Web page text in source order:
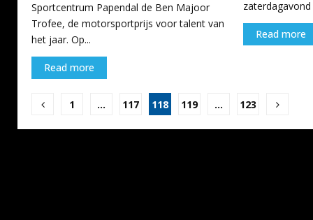
Sportcentrum Papendal de Ben Majoor
Trofee, de motorsportprijs voor talent van
het jaar. Op...
Read more
Read more
Berichten
paginering
1 … 117 118 119 … 123